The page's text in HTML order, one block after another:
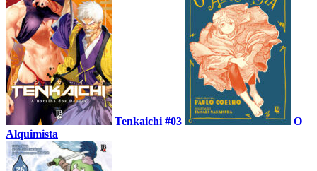
Tenkaichi #03
O
Alquimista